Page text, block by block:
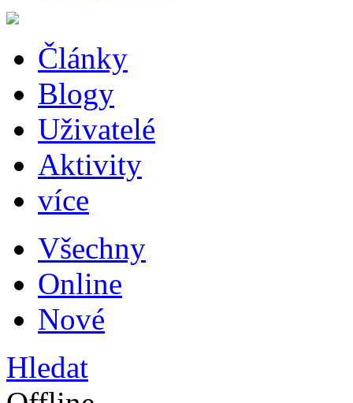
Články
Blogy
Uživatelé
Aktivity
více
Všechny
Online
Nové
Hledat